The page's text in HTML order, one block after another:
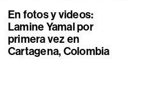
En fotos y videos:
Lamine Yamal por
primera vez en
Cartagena, Colombia